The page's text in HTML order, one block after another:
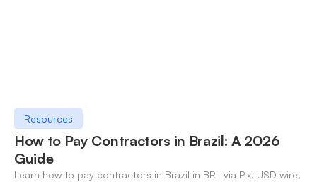
Resources
How to Pay Contractors in Brazil: A 2026
Guide
Learn how to pay contractors in Brazil in BRL via Pix, USD wire,